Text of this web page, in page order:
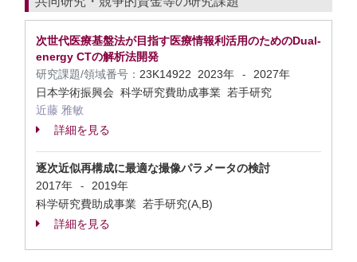
次世代医療基盤法が目指す医療情報利活用のためのDual-
energy CTの解析法開発
研究課題/領域番号： 23K14922 2023年 -
2027年
日本学術振興会 科学研究費助成事業 若手研究
近藤 雅敏
詳細を見る
逐次近似再構成に最適な撮像パラメータの検討
2017年
-
2019年
科学研究費助成事業 若手研究(A,B)
詳細を見る